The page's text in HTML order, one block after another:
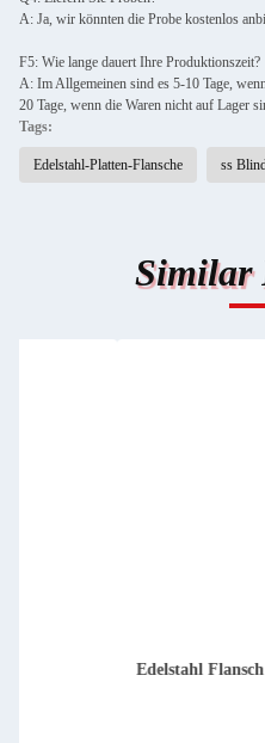
A: Ja, wir könnten die Probe kostenlos
F5: Wie lange dauert Ihre Produktionszeit?
A: Im Allgemeinen sind es 5-10 Tage,
20 Tage, wenn die Waren nicht auf Lager
Tags:
Edelstahl-Platten-Flansche ss
Similar
Edelstahl Flansch JIS/GB